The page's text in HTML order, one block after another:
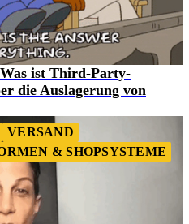
Was ist Third-Party-
die Auslagerung von
VERSAND
& SHOPSYSTEME